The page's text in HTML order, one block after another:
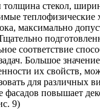
толщина стекол,
теплофизические
максимально
соответствие
Большое
их свойств,
для различных
фасадов повышает
9)